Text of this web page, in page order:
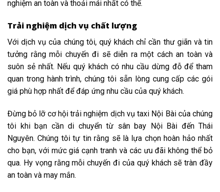
nghiệm an toàn và thoải mái nhất có thể.
Trải nghiệm dịch vụ chất lượng
Với dịch vụ của chúng tôi, quý khách chỉ cần thư giãn và tin
tưởng rằng mỗi chuyến đi sẽ diễn ra một cách an toàn và
suôn sẻ nhất. Nếu quý khách có nhu cầu dừng đỗ để tham
quan trong hành trình, chúng tôi sẵn lòng cung cấp các gói
giá phù hợp nhất để đáp ứng nhu cầu của quý khách.
Đừng bỏ lỡ cơ hội trải nghiệm dịch vụ taxi Nội Bài của chúng
tôi khi bạn cần di chuyển từ sân bay Nội Bài đến Thái
Nguyên. Chúng tôi tự tin rằng sẽ là lựa chọn hoàn hảo nhất
cho bạn, với mức giá cạnh tranh và các ưu đãi không thể bỏ
qua. Hy vọng rằng mỗi chuyến đi của quý khách sẽ tràn đầy
an toàn và may mắn.